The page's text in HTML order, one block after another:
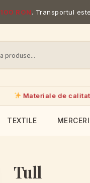
100 RON. Transportul
Materiale de calitate
TEXTILE
Tull